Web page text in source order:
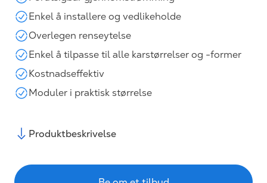
Enkel å installere og vedlikeholde
Overlegen renseytelse
Enkel å tilpasse til alle karstørrelser og -former
Kostnadseffektiv
Moduler i praktisk størrelse
Produktbeskrivelse